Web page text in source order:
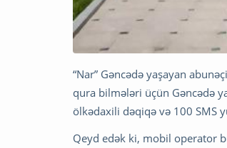
“Nar” Gəncədə yaşayan
qura bilmələri üçün Gəncədə
ölkədaxili dəqiqə və 100 SMS
Qeyd edək ki, mobil operator